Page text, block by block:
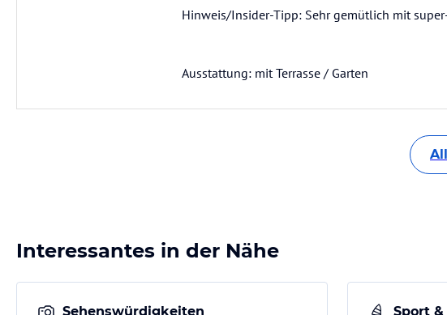
Hinweis/Insider-Tipp: Sehr gemütlich mit
Ausstattung: mit Terrasse / Garten
Interessantes in der Nähe
Sehenswürdigkeiten Sport